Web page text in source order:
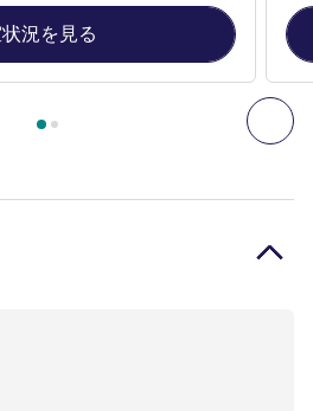
次
室 1 : TRIPLE - Room with a large
況を見る